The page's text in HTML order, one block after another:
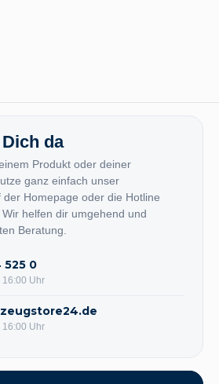
da
Produkt oder deiner
ganz einfach unser
der Homepage oder die Hotline
helfen dir umgehend und
Beratung.
525 0
16:00 Uhr
16:00 Uhr